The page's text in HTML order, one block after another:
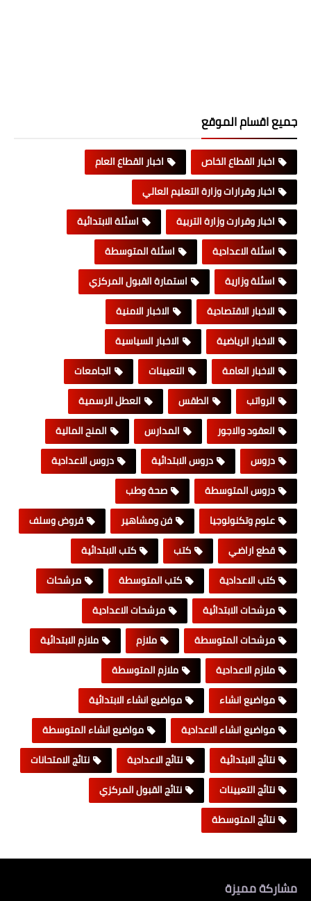
جميع اقسام الموقع
اخبار القطاع الخاص
اخبار القطاع العام
اخبار وقرارات وزارة التعليم العالي
اخبار وقرارت وزارة التربية
اسئلة الابتدائية
اسئلة الاعدادية
اسئلة المتوسطة
اسئلة وزارية
استمارة القبول المركزي
الاخبار الاقتصادية
الاخبار الامنية
الاخبار الرياضية
الاخبار السياسية
الاخبار العامة
التعيينات
الجامعات
الرواتب
الطقس
العطل الرسمية
العقود والاجور
المدارس
المنح المالية
دروس
دروس الابتدائية
دروس الاعدادية
دروس المتوسطة
صحة وطب
علوم وتكنولوجيا
فن ومشاهير
قروض وسلف
قطع اراضي
كتب
كتب الابتدائية
كتب الاعدادية
كتب المتوسطة
مرشحات
مرشحات الابتدائية
مرشحات الاعدادية
مرشحات المتوسطة
ملازم
ملازم الابتدائية
ملازم الاعدادية
ملازم المتوسطة
مواضيع انشاء
مواضيع انشاء الابتدائية
مواضيع انشاء الاعدادية
مواضيع انشاء المتوسطة
نتائج الابتدائية
نتائج الاعدادية
نتائج الامتحانات
نتائج التعيينات
نتائج القبول المركزي
نتائج المتوسطة
مشاركة مميزة